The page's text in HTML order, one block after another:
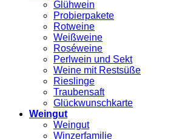
Glühwein
Probierpakete
Rotweine
Weißweine
Roséweine
Perlwein und Sekt
Weine mit Restsüße
Rieslinge
Traubensaft
Glückwunschkarte
Weingut
Weingut
Winzerfamilie